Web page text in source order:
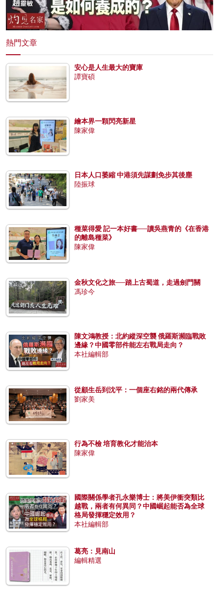
熱門文章
安心是人生最大的寶庫
譚寶碩
繪本界一顆閃亮新星
陳家偉
日本人口萎縮 中港須先謀劃免步其後塵
陸振球
種菜得愛 記一本好書──讀吳燕青的《在香港
的離島種菜》
陳家偉
金秋文化之旅──踏上古蜀道，走過劍門關
馮珍今
陳文鴻教授：北約縱深空襲 俄羅斯瀕臨戰敗
邊緣？中國零部件能左右戰局走向？
本社編輯部
從顧生岳到沈平：一個座右銘的兩代傳承
劉家美
行為不檢 培育教化才能治本
陳家偉
國際關係學者孔永樂博士：將美伊衝突類比
越戰，兩者有何異同？中國崛起能否為全球
格局發揮穩定效用？
本社編輯部
葛亮：見南山
編輯精選